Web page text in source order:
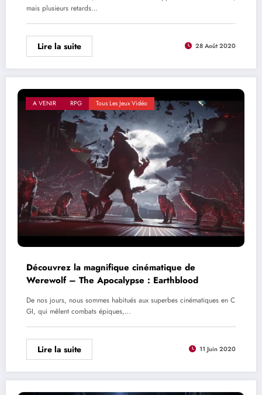
mais plusieurs retards…
Lire la suite 28 Août 2020
A VENIR RPG Tous Les Jeux Vidéo
Découvrez la magnifique cinématique de
Werewolf – The Apocalypse : Earthblood
De nos jours, nous sommes habitués aux superbes cinématiques en C
GI, qui mêlent combats épiques,…
Lire la suite 11 Juin 2020